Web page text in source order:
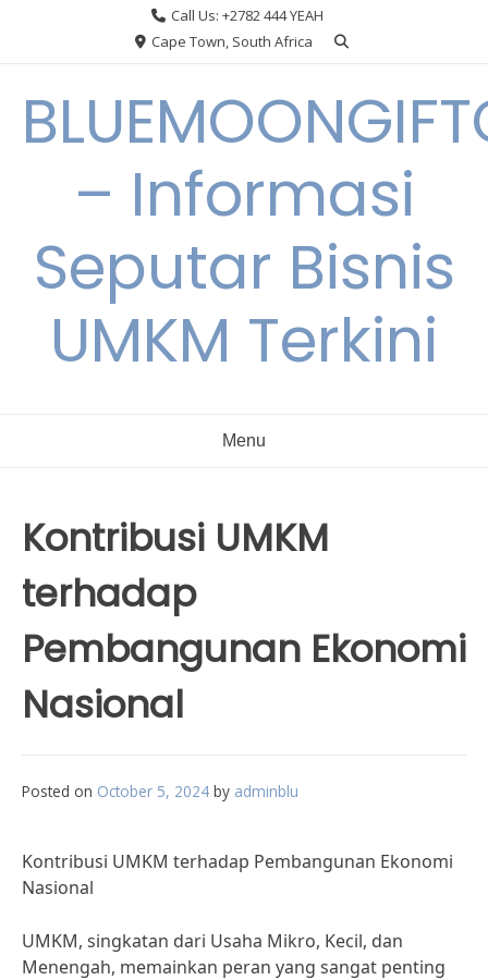
Call Us: +2782 444 YEAH
Cape Town, South Africa
– Informasi
Seputar Bisnis
UMKM Terkini
Menu
Kontribusi UMKM
terhadap
Pembangunan Ekonomi
Nasional
Posted on October 5, 2024 by adminblu
Kontribusi UMKM terhadap Pembangunan Ekonomi
Nasional
UMKM, singkatan dari Usaha Mikro, Kecil, dan
Menengah, memainkan peran yang sangat penting